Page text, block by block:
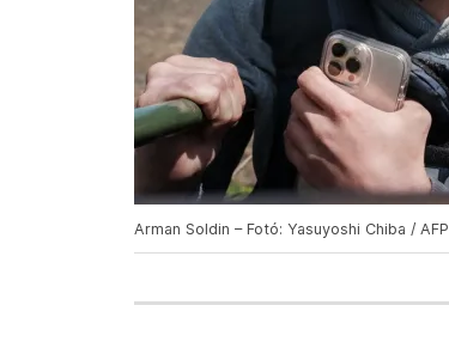
Arman Soldin – Fotó: Yasuyoshi Chiba / AFP